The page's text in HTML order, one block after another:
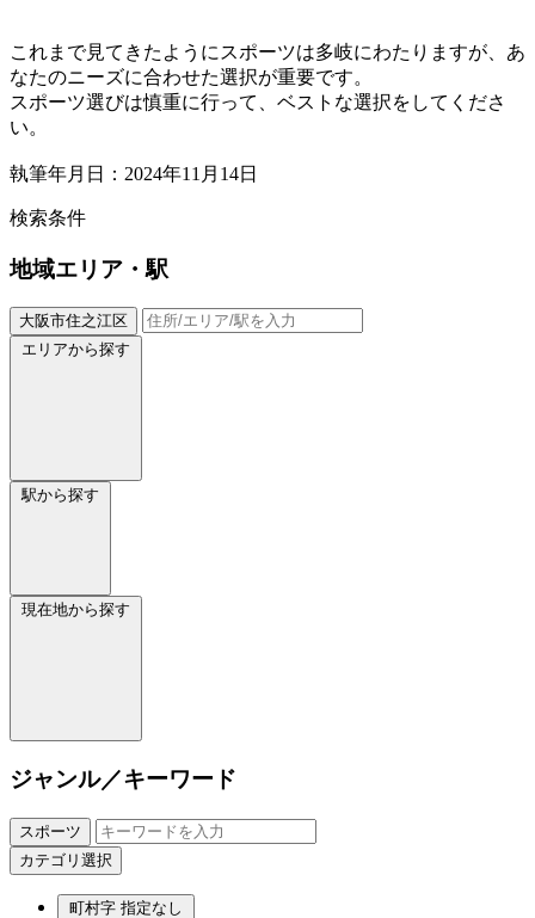
これまで見てきたようにスポーツは多岐にわたりますが、あ
なたのニーズに合わせた選択が重要です。
スポーツ選びは慎重に行って、ベストな選択をしてくださ
い。
執筆年月日：2024年11月14日
検索条件
地域エリア・駅
大阪市住之江区
エリアから探す
駅から探す
現在地から探す
ジャンル／キーワード
スポーツ
カテゴリ選択
町村字 指定なし